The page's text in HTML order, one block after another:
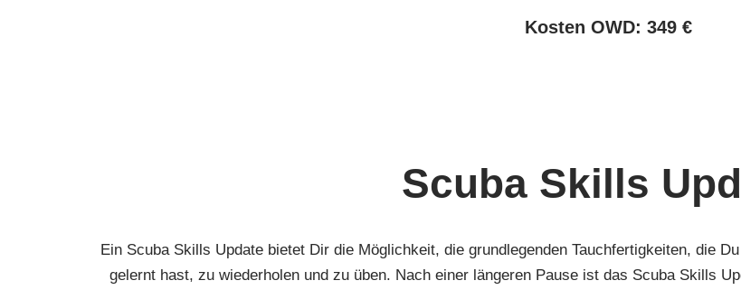
Kosten OWD: 349 €
Scuba Skills
Ein Scuba Skills Update bietet Dir die Möglichkeit, die grundlegenden Tauchfertigkeiten, die
gelernt hast, zu wiederholen und zu üben. Nach einer längeren Pause ist das Scuba Skills